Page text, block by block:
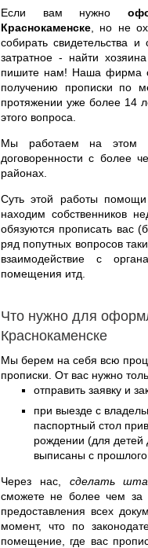
Если вам нужно
Краснокаменске , но не
собирать свидетельства
затратное - найти
пишите нам! Наша фирма
получению прописки по
протяжении уже более 14
этого вопроса.
Мы работаем на этом
договоренности с более
районах.
Суть этой работы
находим собственников
обязуются прописать вас
ряд попутных вопросов
взаимодействие с
помещения итд.
Что нужно для
Краснокаменске
Мы берем на себя всю
прописки. От вас нужно
отправить заявку и
при выезде с
паспортный стол
рождении (для детей
выписаны с
Через нас, сделать
сможете не более чем за
предоставления всех
момент, что по
помещение, где вас